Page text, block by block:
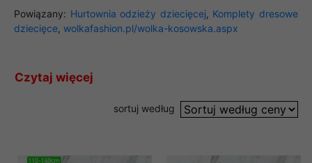
Powiązany: Hurtownia odzieży dziecięcej, Komplety dresowe
dziecięce, wolkafashion.pl/wolka-kosowska.aspx
Czytaj więcej
sortuj według